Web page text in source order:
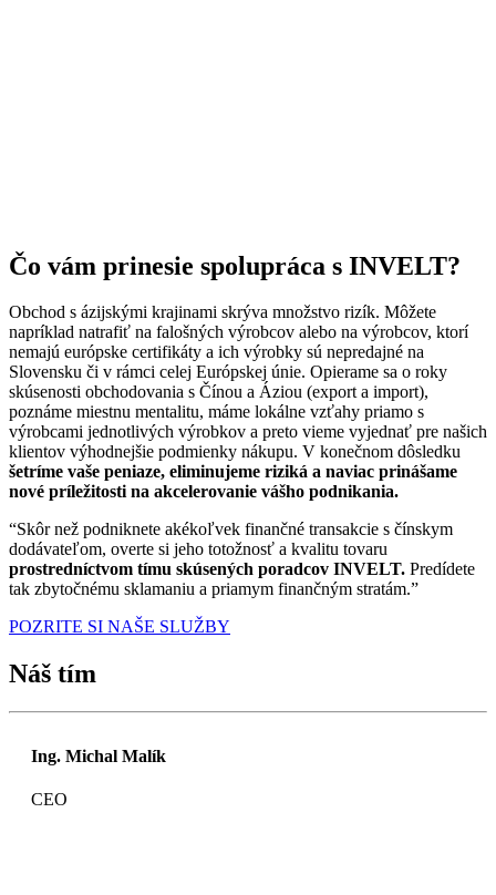
Čo vám prinesie spolupráca s INVELT?
Obchod s ázijskými krajinami skrýva množstvo rizík. Môžete
napríklad natrafiť na falošných výrobcov alebo na výrobcov, ktorí
nemajú európske certifikáty a ich výrobky sú nepredajné na
Slovensku či v rámci celej Európskej únie. Opierame sa o roky
skúsenosti obchodovania s Čínou a Áziou (export a import),
poznáme miestnu mentalitu, máme lokálne vzťahy priamo s
výrobcami jednotlivých výrobkov a preto vieme vyjednať pre našich
klientov výhodnejšie podmienky nákupu. V konečnom dôsledku
šetríme vaše peniaze, eliminujeme riziká a naviac prinášame
nové príležitosti na akcelerovanie vášho podnikania.
“Skôr než podniknete akékoľvek finančné transakcie s čínskym
dodávateľom, overte si jeho totožnosť a kvalitu tovaru
prostredníctvom tímu skúsených poradcov INVELT. Predídete
tak zbytočnému sklamaniu a priamym finančným stratám.”
POZRITE SI NAŠE SLUŽBY
Náš tím
Ing. Michal Malík
CEO